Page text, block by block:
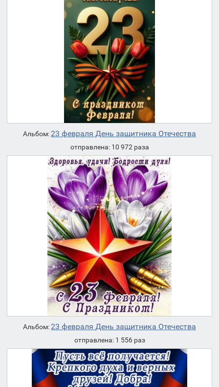
Альбом: 23 февраля День защитника Отечества
отправлена: 10 972 раза
Альбом: 23 февраля День защитника Отечества
отправлена: 1 556 раз